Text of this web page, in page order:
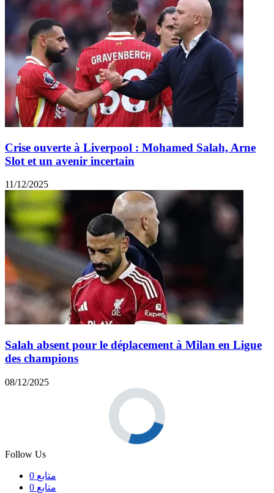
Crise ouverte à Liverpool : Mohamed Salah, Arne
Slot et un avenir incertain
11/12/2025
Salah absent pour le déplacement à Milan en Ligue
des champions
08/12/2025
Follow Us
0 متابع
0 متابع